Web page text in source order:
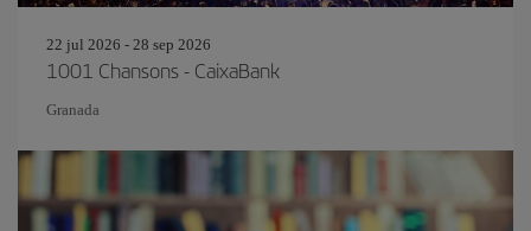
22 jul 2026 - 28 sep 2026
1001 Chansons - CaixaBank
Granada